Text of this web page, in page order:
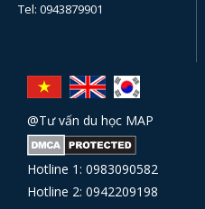
Tel: 0943879901
@Tư vấn du học MAP
Hotline 1: 0983090582
Hotline 2: 0942209198